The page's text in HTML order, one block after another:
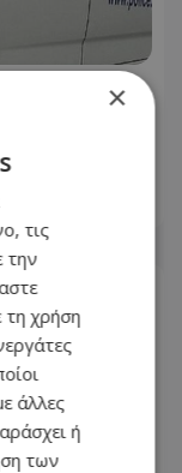
κλοπή×
τις
την
τη χρήση
άλλες
ή
των